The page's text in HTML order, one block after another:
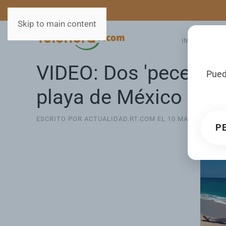
Skip to main content
INICIO
VIDEO: Dos 'peces
playa de México
ESCRITO POR ACTUALIDAD.RT.COM EL 10 MARZO 2026